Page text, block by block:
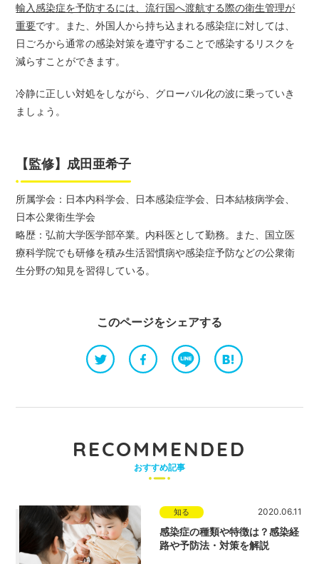
輸入感染症を予防するには、流行国へ渡航する際の衛生管理が
重要です。また、外国人から持ち込まれる感染症に対しては、
日ごろから通常の感染対策を遵守することで感染するリスクを
減らすことができます。
冷静に正しい対処をしながら、グローバル化の波に乗っていき
ましょう。
【監修】成田亜希子
所属学会：日本内科学会、日本感染症学会、日本結核病学会、
日本公衆衛生学会
略歴：弘前大学医学部卒業。内科医として勤務。また、国立医
療科学院でも研修を積み生活習慣病や感染症予防などの公衆衛
生分野の知見を習得している。
このページをシェアする
RECOMMENDED
おすすめ記事
知る 2020.06.11
感染症の種類や特徴は？感染経
路や予防法・対策を解説